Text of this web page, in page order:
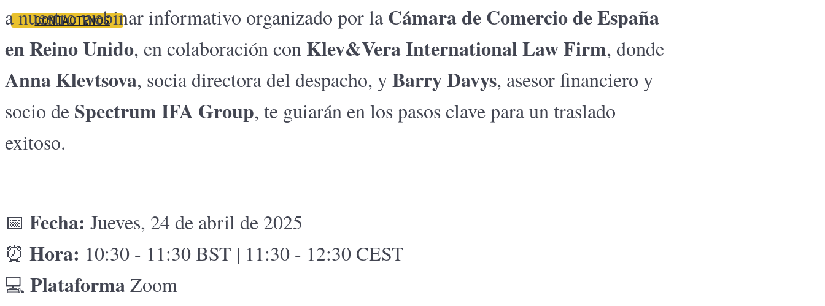
CONTACTENOS
a nuestro webinar informativo organizado por la Cámara de Comercio de España
en Reino Unido, en colaboración con Klev&Vera International Law Firm, donde
Anna Klevtsova, socia directora del despacho, y Barry Davys, asesor financiero y
socio de Spectrum IFA Group, te guiarán en los pasos clave para un traslado
exitoso.
📅 Fecha: Jueves, 24 de abril de 2025
⏰ Hora: 10:30 - 11:30 BST | 11:30 - 12:30 CEST
💻 PlataformaZoom